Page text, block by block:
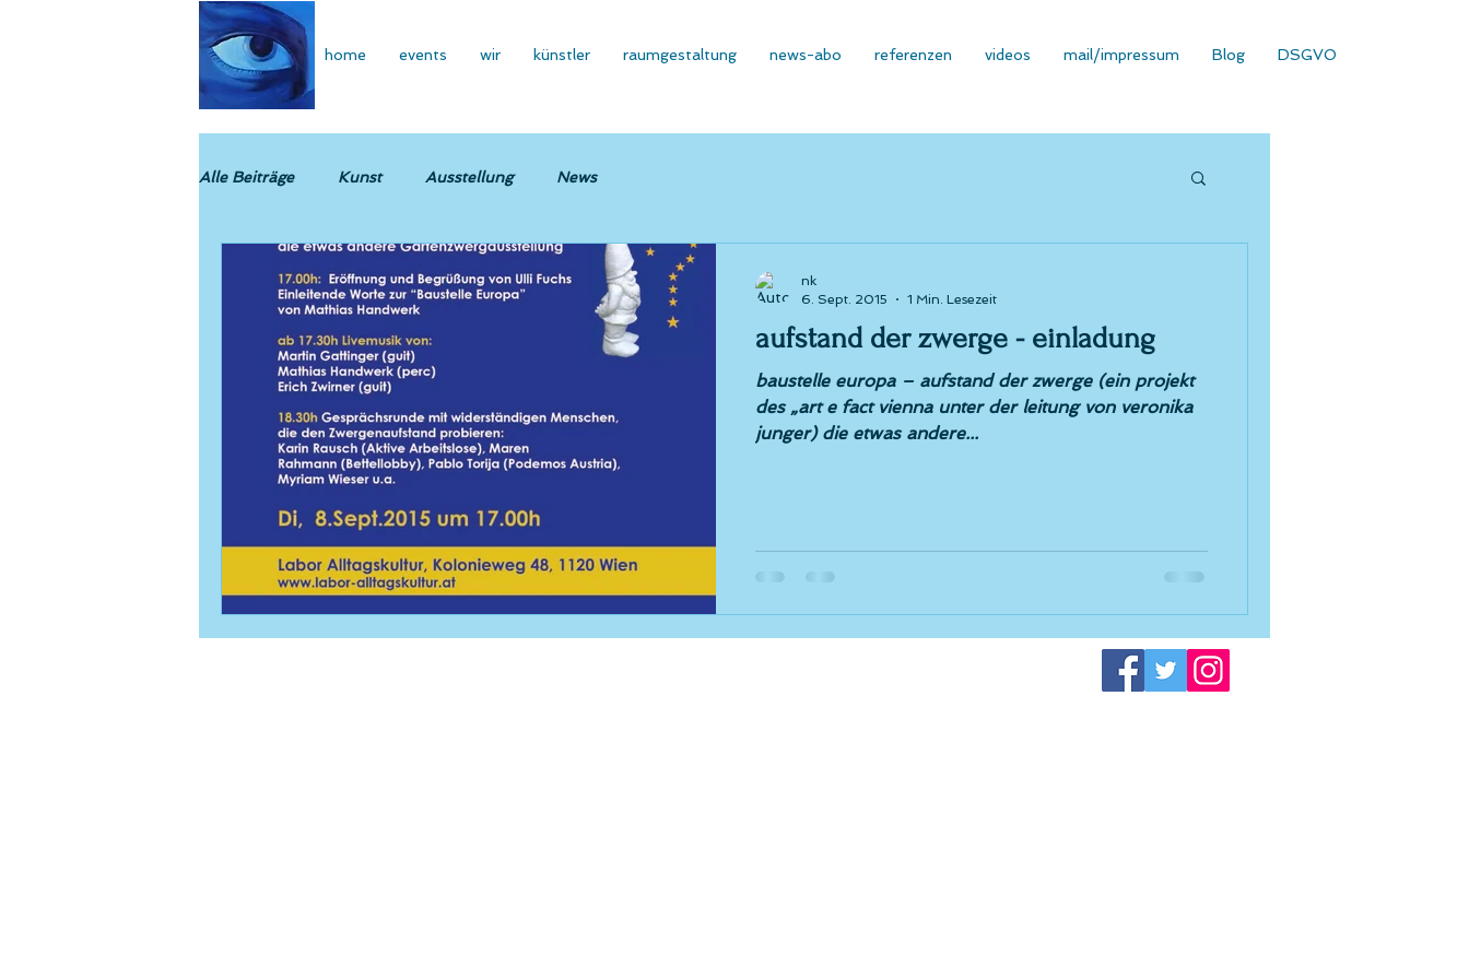
home events wir künstler raumgestaltung news-abo referenzen videos mail/impressum Blog DSGVO
Alle Beiträge Kunst Ausstellung News
aufstand der zwerge - einladung
baustelle europa – aufstand der zwerge (ein projekt
des „art e fact vienna unter der leitung von veronika
junger) die etwas andere...
nk
6. Sept. 2015
1 Min. Lesezeit